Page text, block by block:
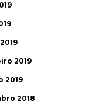
2019
2019
2018